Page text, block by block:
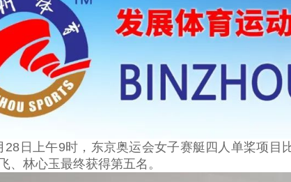
28日上午9时，东京奥运会女子赛艇四人单桨项目
、林心玉最终获得第五名。